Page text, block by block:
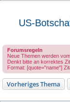
US-
Forumsregeln
Neue Themen werden
Denkt bitte an korrektes
Format: [quote="name"]
Vorheriges Thema